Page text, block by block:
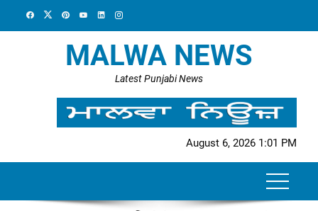
MALWA NEWS
Latest Punjabi News
August 6, 2026 1:01 PM